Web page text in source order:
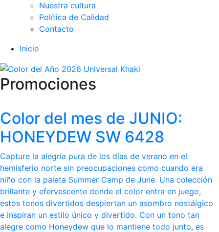
Nuestra cultura
Política de Calidad
Contacto
Inicio
Promociones
Color del mes de JUNIO:
HONEYDEW SW 6428
Capture la alegría pura de los días de verano en el
hemisferio norte sin preocupaciones como cuando era
niño con la paleta Summer Camp de June. Una colección
brillante y efervescente donde el color entra en juego,
estos tonos divertidos despiertan un asombro nostálgico
e inspiran un estilo único y divertido. Con un tono tan
alegre como Honeydew que lo mantiene todo junto, es